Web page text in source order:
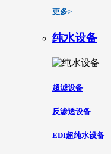
更多>
纯水设备
超滤设备
反渗透设备
EDI超纯水设备